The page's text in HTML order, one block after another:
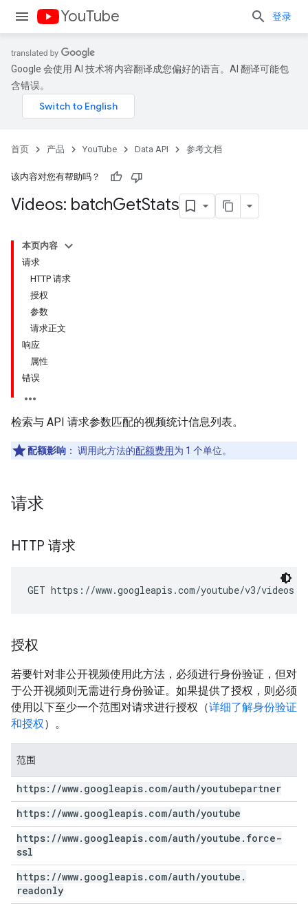
YouTube 登录
Google 会使用 AI 技术将内容翻译成您偏好的语言。AI 翻译可能包
含错误。
首页 产品 YouTube Data API 参考文档
该内容对您有帮助吗？
Videos: batchGetStats
本页内容
请求
HTTP 请求
授权
参数
请求正文
响应
属性
错误
检索与 API 请求参数匹配的视频统计信息列表。
配额影响 ： 调用此方法的配额费用为 1 个单位。
请求
HTTP 请求
GET https://www.googleapis.com/youtube/v3/
授权
若要针对非公开视频使用此方法，必须进行身份验证，但对
于公开视频则无需进行身份验证。如果提供了授权，则必须
使用以下至少一个范围对请求进行授权（详细了解身份验证
和授权）。
范围
https: //www. googleapis. com/auth/youtubepartner
https: //www. googleapis. com/auth/youtube
https: //www. googleapis. com/auth/youtube . force-
ssl
https: //www. googleapis. com/auth/youtube .
readonly